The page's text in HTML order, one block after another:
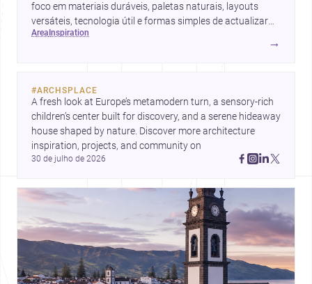
foco em materiais duráveis, paletas naturais, layouts
versáteis, tecnologia útil e formas simples de actualizar
sem obras totais.
area inspiration
→
#ARCHSPLACE
A fresh look at Europe’s metamodern turn, a sensory-rich
children’s center built for discovery, and a serene hideaway
house shaped by nature. Discover more architecture
30 de julho de 2026